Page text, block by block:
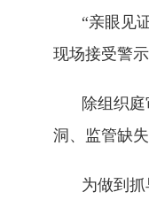
“亲眼见
现场接受警
除组织
洞、监管缺
为做到